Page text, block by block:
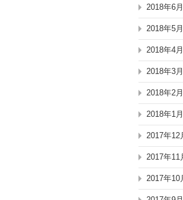
2018年6月
2018年5月
2018年4月
2018年3月
2018年2月
2018年1月
2017年12
2017年11
2017年10